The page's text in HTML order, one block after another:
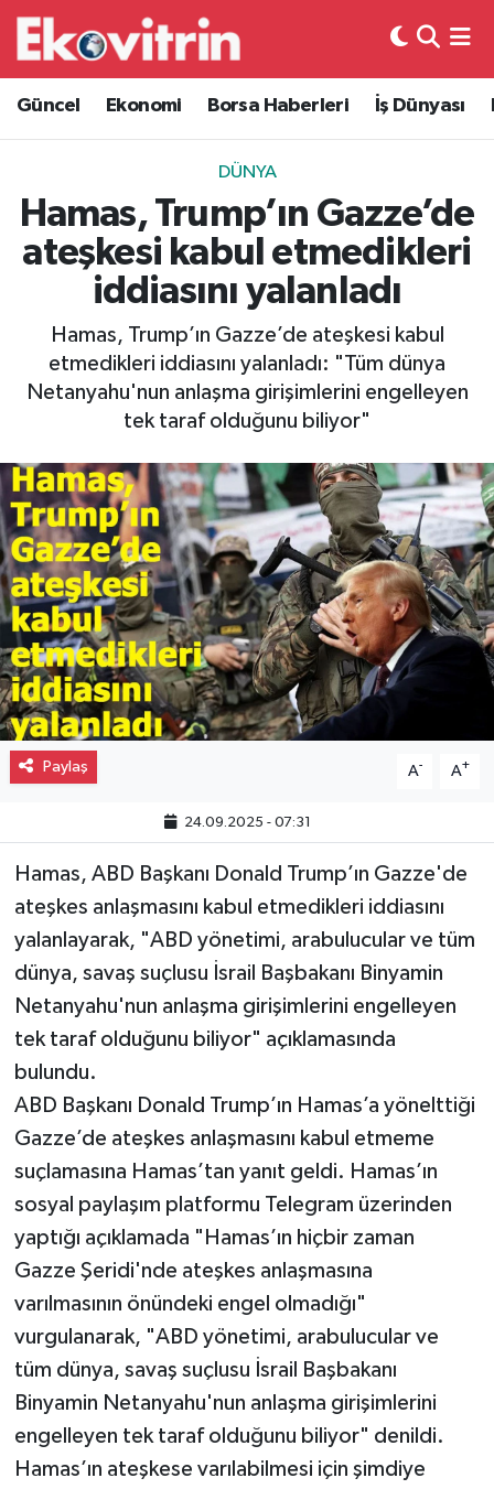
Güncel Ekonomi Borsa Haberleri İş Dünyası
DÜNYA
Hamas, Trump’ın Gazze’de
ateşkesi kabul etmedikleri
iddiasını yalanladı
Hamas, Trump’ın Gazze’de ateşkesi kabul
etmedikleri iddiasını yalanladı: "Tüm dünya
Netanyahu'nun anlaşma girişimlerini engelleyen
tek taraf olduğunu biliyor"
Paylaş A- A+
24.09.2025 - 07:31
Hamas, ABD Başkanı Donald Trump’ın Gazze'de
ateşkes anlaşmasını kabul etmedikleri iddiasını
yalanlayarak, "ABD yönetimi, arabulucular ve tüm
dünya, savaş suçlusu İsrail Başbakanı Binyamin
Netanyahu'nun anlaşma girişimlerini engelleyen
tek taraf olduğunu biliyor" açıklamasında
bulundu.
ABD Başkanı Donald Trump’ın Hamas’a yönelttiği
Gazze’de ateşkes anlaşmasını kabul etmeme
suçlamasına Hamas’tan yanıt geldi. Hamas’ın
sosyal paylaşım platformu Telegram üzerinden
yaptığı açıklamada "Hamas’ın hiçbir zaman
Gazze Şeridi'nde ateşkes anlaşmasına
varılmasının önündeki engel olmadığı"
vurgulanarak, "ABD yönetimi, arabulucular ve
tüm dünya, savaş suçlusu İsrail Başbakanı
Binyamin Netanyahu'nun anlaşma girişimlerini
engelleyen tek taraf olduğunu biliyor" denildi.
Hamas’ın ateşkese varılabilmesi için şimdiye
Güncel
Ekonomi
Borsa Haberleri
İş Dünyası
Lojistik
Otovitrin
Magazin
Gayrimenkul
Spor
Eğitim
Hava Durumu
Trafik Durumu
Süper Lig Puan Durumu ve Fikstür
Tüm Manşetler
Son Dakika Haberleri
Haber Arşivi